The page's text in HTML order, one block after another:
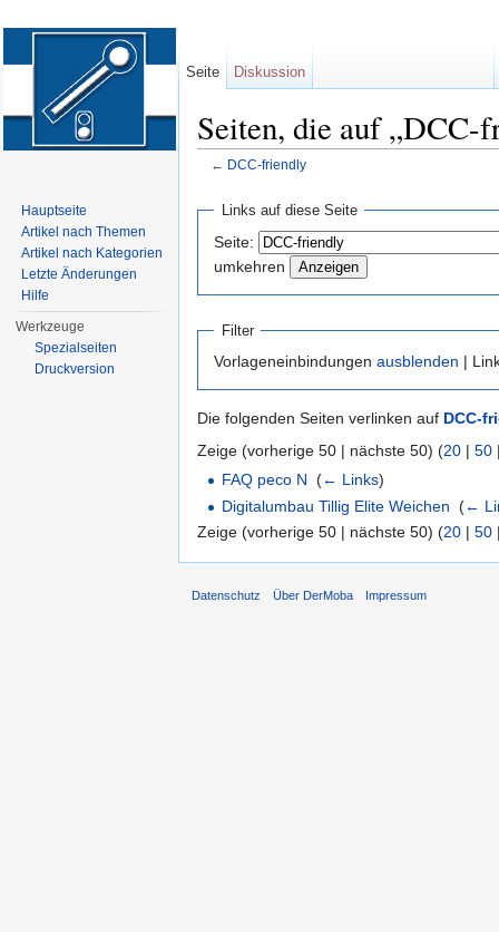
Seiten, die auf „DCC-
← DCC-friendly
Links auf diese Seite
Seite:
umkehren
Filter
Vorlageneinbindungen ausblenden |
Die folgenden Seiten verlinken auf DCC-
Zeige (vorherige 50 | nächste 50) (20 | 50
FAQ peco N
(← Links)
Digitalumbau Tillig Elite Weichen
(←
Zeige (vorherige 50 | nächste 50) (20 | 50
Seite Diskussion
Hauptseite
Artikel nach Themen
Artikel nach Kategorien
Letzte Änderungen
Hilfe
Werkzeuge
Spezialseiten
Druckversion
Datenschutz Über DerMoba Impressum